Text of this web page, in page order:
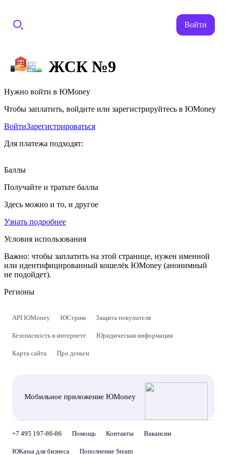
Войти
ЖСК №9
Нужно войти в ЮMoney
Чтобы заплатить, войдите или зарегистрируйтесь в ЮMoney
ВойтиЗарегистрироваться
Для платежа подходят:
Баллы
Получайте и тратьте баллы
Здесь можно и то, и другое
Узнать подробнее
Условия использования
Важно: чтобы заплатить на этой странице, нужен именной
или идентифицированный кошелёк ЮMoney (анонимный
не подойдет).
Регионы
API ЮMoney ЮСтрим Защита покупателя
Безопасность в интернете Юридическая информация
Карта сайта Про деньги
Мобильное приложение ЮMoney
+7 495 197-86-86 Помощь Контакты Вакансии
ЮKassa для бизнеса Пополнение Steam